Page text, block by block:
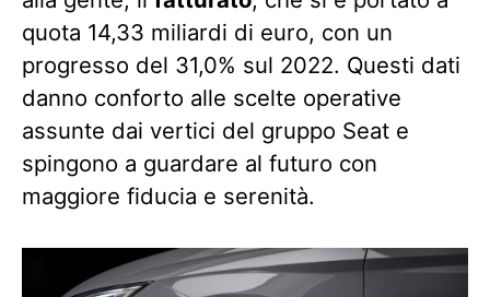
quota 14,33 miliardi di euro, con un
progresso del 31,0% sul 2022. Questi dati
danno conforto alle scelte operative
assunte dai vertici del gruppo Seat e
spingono a guardare al futuro con
maggiore fiducia e serenità.